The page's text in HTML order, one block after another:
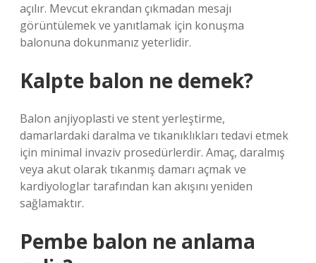
açılır. Mevcut ekrandan çıkmadan mesajı
görüntülemek ve yanıtlamak için konuşma
balonuna dokunmanız yeterlidir.
Kalpte balon ne demek?
Balon anjiyoplasti ve stent yerleştirme,
damarlardaki daralma ve tıkanıklıkları tedavi etmek
için minimal invaziv prosedürlerdir. Amaç, daralmış
veya akut olarak tıkanmış damarı açmak ve
kardiyologlar tarafından kan akışını yeniden
sağlamaktır.
Pembe balon ne anlama